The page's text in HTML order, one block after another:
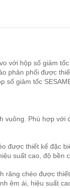
với hộp số giảm
phân phối được
giảm tốc
vuông. Phù hợp với
được thiết kế đặc
suất cao, độ bền
răng chéo được
êm ái, hiệu suất